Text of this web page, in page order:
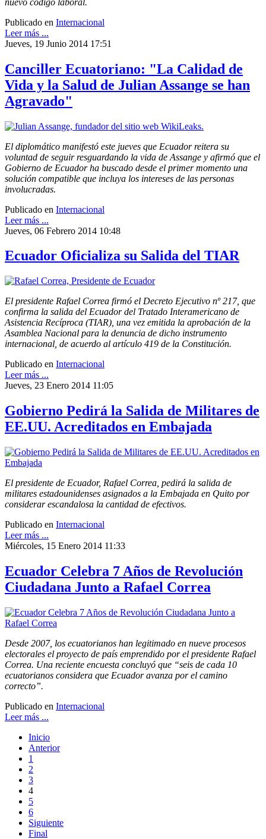
Publicado en Internacional
Leer más ...
Jueves, 19 Junio 2014 17:51
Canciller Ecuatoriano: "La Calidad de
Vida y la Salud de Julian Assange se han
Agravado"
El diplomático manifestó este jueves que Ecuador reitera su
voluntad de seguir resguardando la vida de Assange y afirmó que el
Gobierno de Ecuador ha buscado desde el primer momento una
solución compatible que incluya los intereses de las personas
involucradas.
Publicado en Internacional
Leer más ...
Jueves, 06 Febrero 2014 10:48
Ecuador Oficializa su Salida del TIAR
El presidente Rafael Correa firmó el Decreto Ejecutivo nº 217, que
confirma la salida del Ecuador del Tratado Interamericano de
Asistencia Recíproca (TIAR), una vez emitida la aprobación de la
Asamblea Nacional para la denuncia de dicho instrumento
internacional, de acuerdo al artículo 419 de la Constitución.
Publicado en Internacional
Leer más ...
Jueves, 23 Enero 2014 11:05
Gobierno Pedirá la Salida de Militares de
EE.UU. Acreditados en Embajada
El presidente de Ecuador, Rafael Correa, pedirá la salida de
militares estadounidenses asignados a la Embajada en Quito por
considerar escandalosa la cantidad de efectivos.
Publicado en Internacional
Leer más ...
Miércoles, 15 Enero 2014 11:33
Ecuador Celebra 7 Años de Revolución
Ciudadana Junto a Rafael Correa
Desde 2007, los ecuatorianos han legitimado en nueve procesos
electorales el proyecto de país emprendido por el presidente Rafael
Correa. Una reciente encuesta concluyó que “seis de cada 10
ecuatorianos considera que Ecuador avanza por el camino
correcto”.
Publicado en Internacional
Leer más ...
Inicio
Anterior
1
2
3
4
5
6
Siguiente
Final